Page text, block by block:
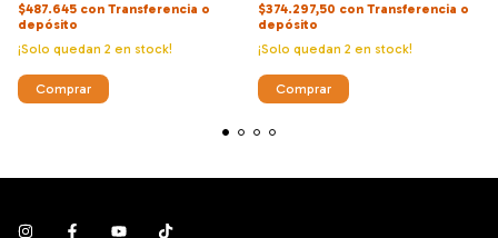
$487.645 con Transferencia o
depósito
¡Solo quedan 2 en stock!
$374.297,50 con Transferencia o
depósito
¡Solo quedan 2 en stock!